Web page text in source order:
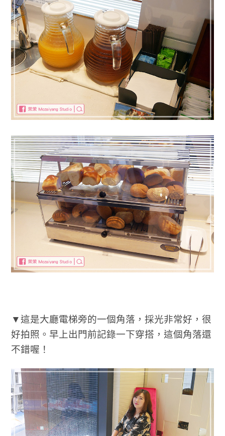
▼這是大廳電梯旁的一個角落，採光非常好，很
好拍照。早上出門前記錄一下穿搭，這個角落還
不錯喔！